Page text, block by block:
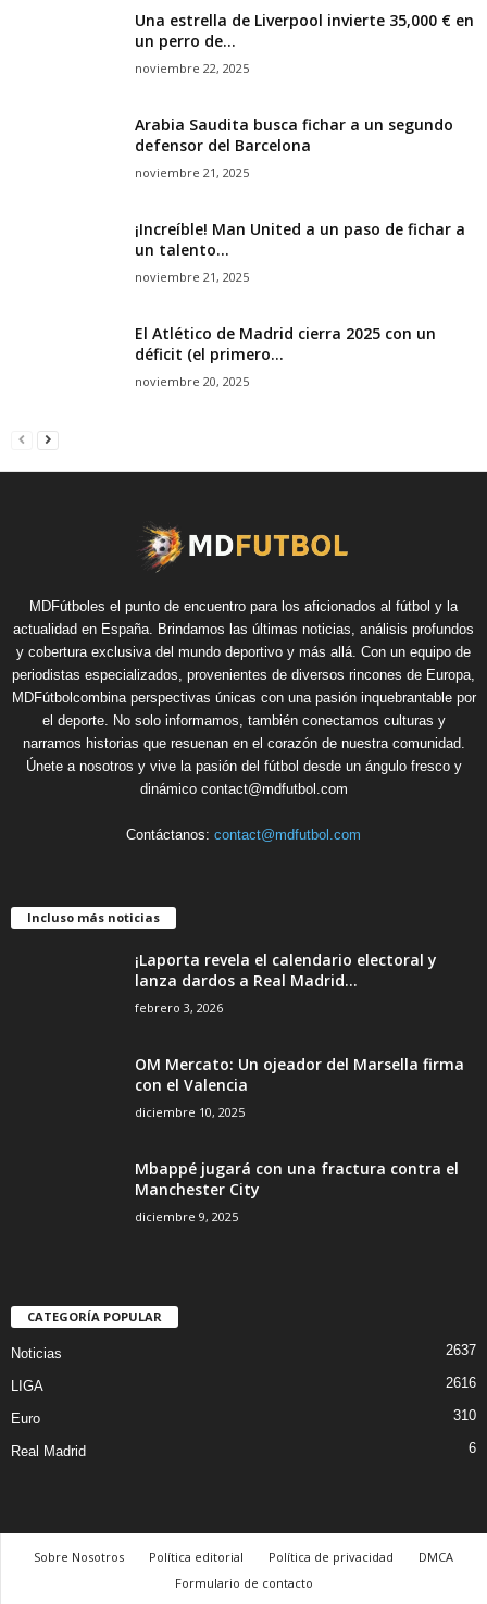
Una estrella de Liverpool invierte 35,000 € en
un perro de...
noviembre 22, 2025
Arabia Saudita busca fichar a un segundo
defensor del Barcelona
noviembre 21, 2025
¡Increíble! Man United a un paso de fichar a
un talento...
noviembre 21, 2025
El Atlético de Madrid cierra 2025 con un
déficit (el primero...
noviembre 20, 2025
MDFútboles el punto de encuentro para los aficionados al fútbol y la
actualidad en España. Brindamos las últimas noticias, análisis profundos
y cobertura exclusiva del mundo deportivo y más allá. Con un equipo de
periodistas especializados, provenientes de diversos rincones de Europa,
MDFútbolcombina perspectivas únicas con una pasión inquebrantable por
el deporte. No solo informamos, también conectamos culturas y
narramos historias que resuenan en el corazón de nuestra comunidad.
Únete a nosotros y vive la pasión del fútbol desde un ángulo fresco y
dinámico contact@mdfutbol.com
Contáctanos: contact@mdfutbol.com
Incluso más noticias
¡Laporta revela el calendario electoral y
lanza dardos a Real Madrid...
febrero 3, 2026
OM Mercato: Un ojeador del Marsella firma
con el Valencia
diciembre 10, 2025
Mbappé jugará con una fractura contra el
Manchester City
diciembre 9, 2025
CATEGORÍA POPULAR
Noticias 2637
LIGA 2616
Euro 310
Real Madrid 6
Sobre Nosotros Política editorial Política de privacidad
DMCA
Formulario de contacto